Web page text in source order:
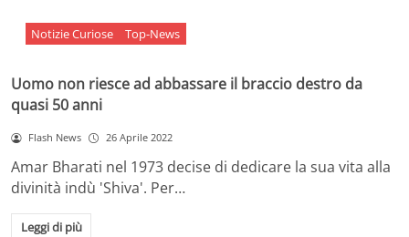
Notizie Curiose Top-News
Uomo non riesce ad abbassare il braccio destro da
quasi 50 anni
Flash News 26 Aprile 2022
Amar Bharati nel 1973 decise di dedicare la sua vita alla
divinità indù 'Shiva'. Per…
Leggi di più